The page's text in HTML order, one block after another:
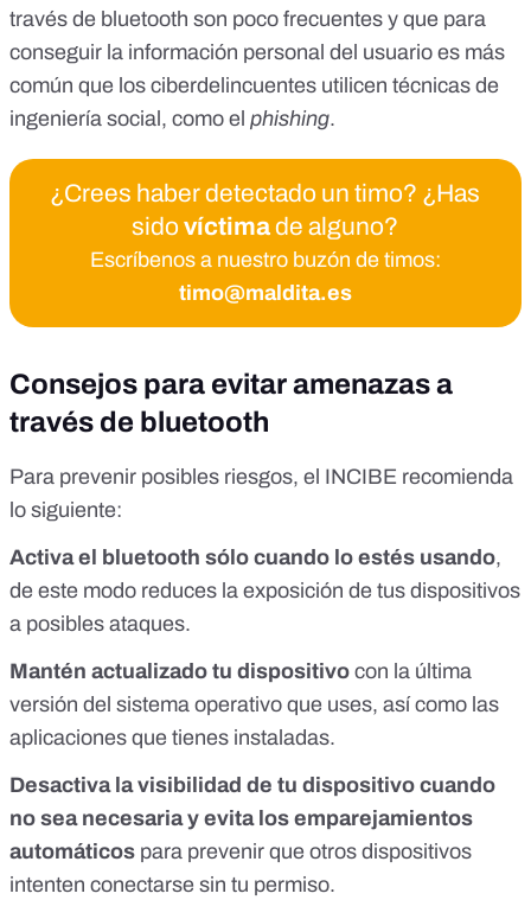
través de bluetooth son poco frecuentes y que para
conseguir la información personal del usuario es más
común que los ciberdelincuentes utilicen técnicas de
ingeniería social , como el phishing.
¿Crees haber detectado un timo? ¿Has
sidovíctimade alguno?
Escríbenos a nuestro buzón de timos:
timo@maldita.es
Consejos para evitar amenazas a
través de bluetooth
Para prevenir posibles riesgos, el INCIBE recomienda
lo siguiente:
Activa el bluetooth sólo cuando lo estés usando,
de este modo reduces la exposición de tus dispositivos
a posibles ataques.
Mantén actualizado tu dispositivo con la última
versión del sistema operativo que uses, así como las
aplicaciones que tienes instaladas.
Desactiva la visibilidad de tu dispositivo cuando
no sea necesaria y evita los emparejamientos
automáticos para prevenir que otros dispositivos
intenten conectarse sin tu permiso.